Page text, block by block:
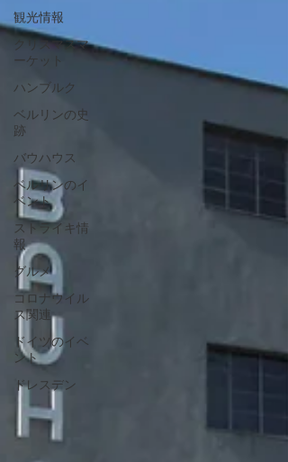
観光情報
クリスマスマ
ーケット
ハンブルク
ベルリンの史
跡
バウハウス
ベルリンのイ
ベント
ストライキ情
報
グルメ
コロナウイル
ス関連
ドイツのイベ
ント
ドレスデン